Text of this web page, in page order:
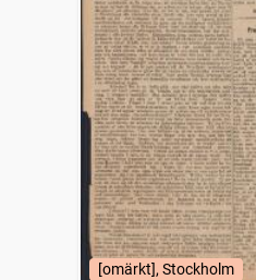
[omärkt], Stockholm